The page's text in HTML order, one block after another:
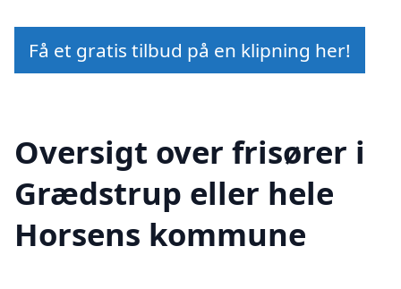
Få et gratis tilbud på en klipning her!
Oversigt over frisører i
Grædstrup eller hele
Horsens kommune